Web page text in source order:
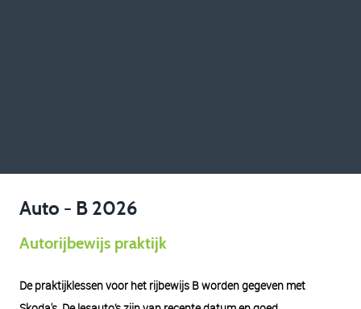
Auto - B 2026
Autorijbewijs praktijk
De praktijklessen voor het rijbewijs B worden gegeven met